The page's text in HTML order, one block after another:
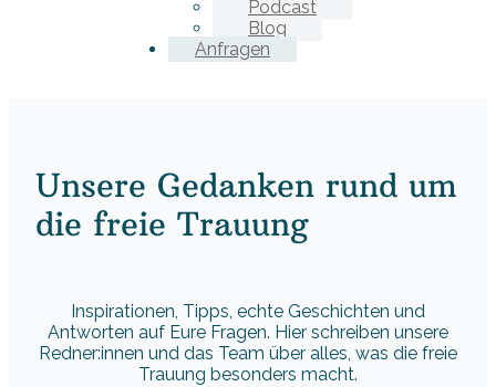
Podcast
Blog
Anfragen
Unsere Gedanken rund um
die freie Trauung
Inspirationen, Tipps, echte Geschichten und
Antworten auf Eure Fragen. Hier schreiben unsere
Redner:innen und das Team über alles, was die freie
Trauung besonders macht.